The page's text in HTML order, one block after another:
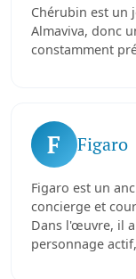
Chérubin est un
Almaviva, donc
constamment
F Figaro
Figaro est un
concierge et
Dans l'œuvre, il
personnage